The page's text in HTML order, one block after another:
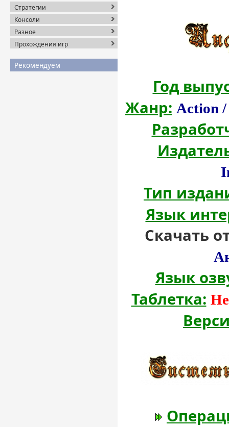
Стратегии
Консоли
Разное
Прохождения игр
Рекомендуем
Год
Жанр: Action /
Тип
Язык
Скачать
Язык
Таблетка: